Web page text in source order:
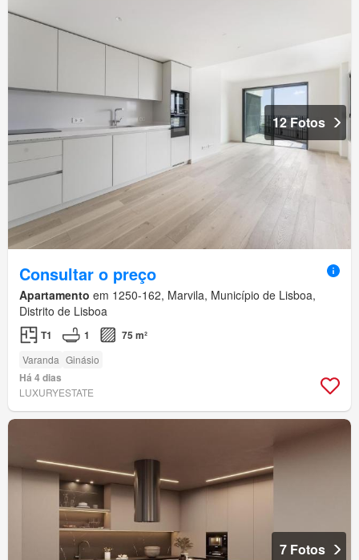
12 Fotos
Consultar o preço
Apartamento em 1250-162, Marvila, Município de Lisboa,
Distrito de Lisboa
T1 1 75 m²
Varanda Ginásio
Há 4 dias
LUXURYESTATE
7 Fotos